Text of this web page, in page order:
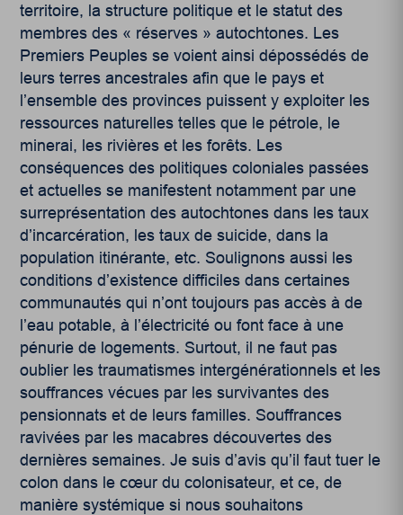
territoire, la structure politique et le statut des
membres des « réserves » autochtones. Les
Premiers Peuples se voient ainsi dépossédés de
leurs terres ancestrales afin que le pays et
l’ensemble des provinces puissent y exploiter les
ressources naturelles telles que le pétrole, le
minerai, les rivières et les forêts. Les
conséquences des politiques coloniales passées
et actuelles se manifestent notamment par une
surreprésentation des autochtones dans les taux
d’incarcération, les taux de suicide, dans la
population itinérante, etc. Soulignons aussi les
conditions d’existence difficiles dans certaines
communautés qui n’ont toujours pas accès à de
l’eau potable, à l’électricité ou font face à une
pénurie de logements. Surtout, il ne faut pas
oublier les traumatismes intergénérationnels et les
souffrances vécues par les survivantes des
pensionnats et de leurs familles. Souffrances
ravivées par les macabres découvertes des
dernières semaines. Je suis d’avis qu’il faut tuer le
colon dans le cœur du colonisateur, et ce, de
manière systémique si nous souhaitons